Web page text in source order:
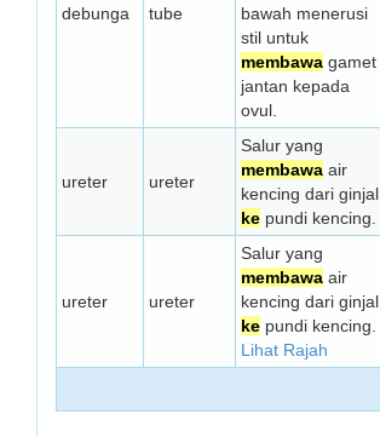
debunga
tube
bawah menerusi
stil untuk
membawa gamet
jantan kepada
ovul.
ureter ureter
Salur yang
membawa air
kencing dari ginjal
ke pundi kencing.
ureter ureter
Salur yang
membawa air
kencing dari ginjal
ke pundi kencing.
Lihat Rajah